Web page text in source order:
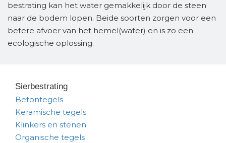
bestrating kan het water gemakkelijk door de steen
naar de bodem lopen. Beide soorten zorgen voor een
betere afvoer van het hemel(water) en is zo een
ecologische oplossing.
Sierbestrating
Betontegels
Keramische tegels
Klinkers en stenen
Organische tegels